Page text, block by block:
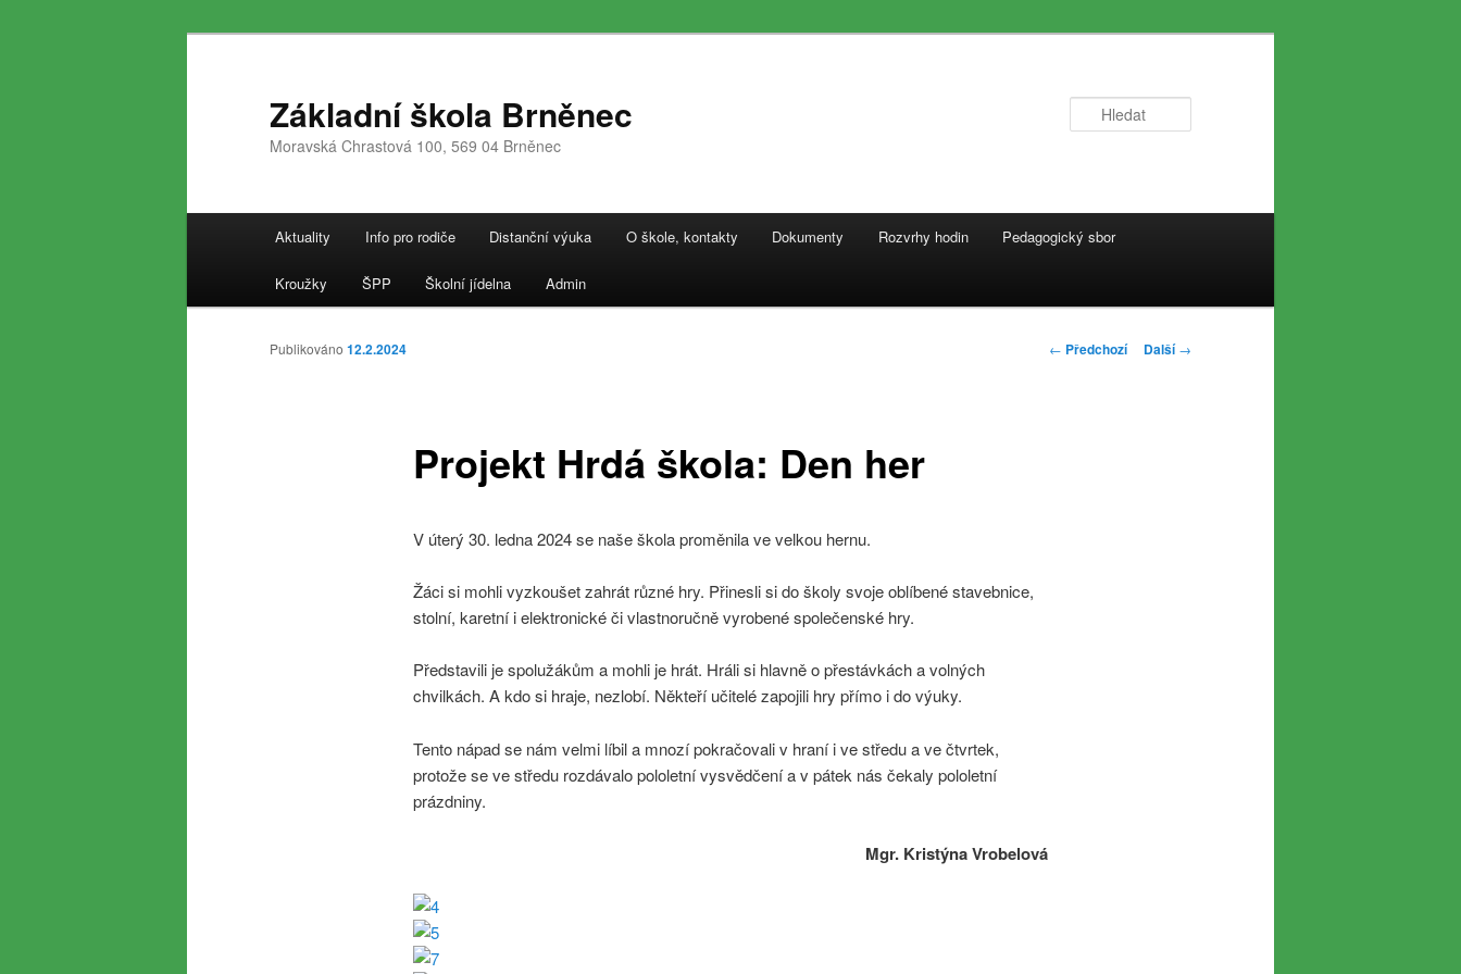
Základní škola Brněnec
Moravská Chrastová 100, 569 04 Brněnec
Aktuality Info pro rodiče Distanční výuka O škole, kontakty Dokumenty Rozvrhy hodin Pedagogický sbor
Kroužky ŠPP Školní jídelna Admin
Navigace
← Předchozí Další→
Projekt Hrdá škola: Den her
Publikováno 12.2.2024
V úterý 30. ledna 2024 se naše škola proměnila ve velkou hernu.
Žáci si mohli vyzkoušet zahrát různé hry. Přinesli si do školy svoje oblíbené stavebnice,
stolní, karetní i elektronické či vlastnoručně vyrobené společenské hry.
Představili je spolužákům a mohli je hrát. Hráli si hlavně o přestávkách a volných
chvilkách. A kdo si hraje, nezlobí. Někteří učitelé zapojili hry přímo i do výuky.
Tento nápad se nám velmi líbil a mnozí pokračovali v hraní i ve středu a ve čtvrtek,
protože se ve středu rozdávalo pololetní vysvědčení a v pátek nás čekaly pololetní
prázdniny.
Mgr. Kristýna Vrobelová